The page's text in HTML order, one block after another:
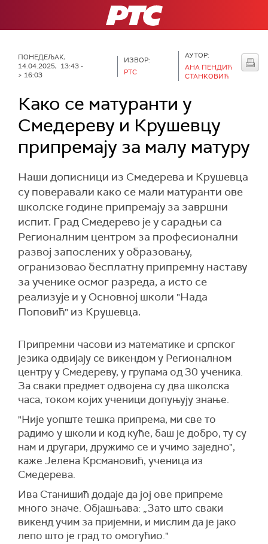
РТС
ПОНЕДЕЉАК,
14.04.2025, 13:43 -
> 16:03
ИЗВОР:
РТС
АУТОР:
АНА ПЕНДИЋ
СТАНКОВИЋ
Како се матуранти у
Смедереву и Крушeвцу
припремају за малу матуру
Наши дописници из Смедерева и Крушевца
су поверавали како се мали матуранти ове
школске године припремају за завршни
испит. Град Смедерево је у сарадњи са
Регионалним центром за професионални
развој запослених у образовању,
огранизовао бесплатну припремну наставу
за ученике осмог разреда, а исто се
реализује и у Основној школи "Нада
Поповић" из Крушевца.
Припремни часови из математике и српског
језика одвијају се викендом у Регионалном
центру у Смедереву, у групама од 30 ученика.
За сваки предмет одвојена су два школска
часа, током којих ученици допуњују знање.
"Није уопште тешка припрема, ми све то
радимо у школи и код куће, баш је добро, ту су
нам и другари, дружимо се и учимо заједно",
каже Јелена Крсмановић, ученица из
Смедерева.
Ива Станишић додаје да јој ове припреме
много значе. Објашњава: „Зато што сваки
викенд учим за пријемни, и мислим да је јако
лепо што је град то омогућио."